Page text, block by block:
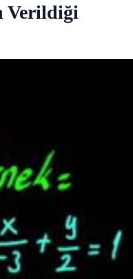
Verildiği